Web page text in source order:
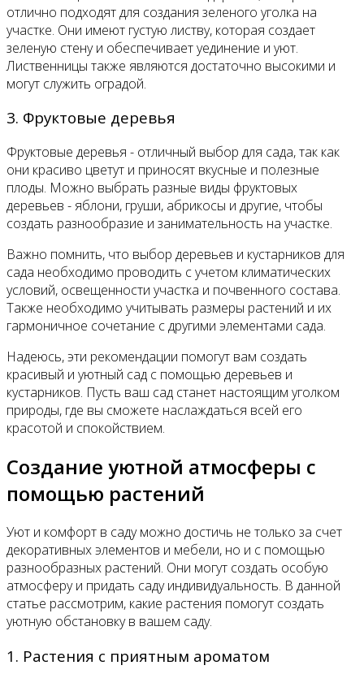
отлично подходят для создания зеленого уголка на
участке. Они имеют густую листву, которая создает
зеленую стену и обеспечивает уединение и уют.
Лиственницы также являются достаточно высокими и
могут служить оградой.
3. Фруктовые деревья
Фруктовые деревья - отличный выбор для сада, так как
они красиво цветут и приносят вкусные и полезные
плоды. Можно выбрать разные виды фруктовых
деревьев - яблони, груши, абрикосы и другие, чтобы
создать разнообразие и занимательность на участке.
Важно помнить, что выбор деревьев и кустарников для
сада необходимо проводить с учетом климатических
условий, освещенности участка и почвенного состава.
Также необходимо учитывать размеры растений и их
гармоничное сочетание с другими элементами сада.
Надеюсь, эти рекомендации помогут вам создать
красивый и уютный сад с помощью деревьев и
кустарников. Пусть ваш сад станет настоящим уголком
природы, где вы сможете наслаждаться всей его
красотой и спокойствием.
Создание уютной атмосферы с
помощью растений
Уют и комфорт в саду можно достичь не только за счет
декоративных элементов и мебели, но и с помощью
разнообразных растений. Они могут создать особую
атмосферу и придать саду индивидуальность. В данной
статье рассмотрим, какие растения помогут создать
уютную обстановку в вашем саду.
1. Растения с приятным ароматом